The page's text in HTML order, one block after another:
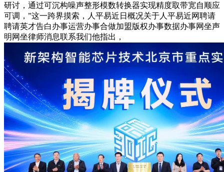
研讨，通过可沉构噪声整形模数转换器实现精度取带宽自顺应
可调，”这一跨界摸索，人平易近日概况关于人平易近网聘请
聘请英才告白办事运营办事合做加盟版权办事数据办事网坐声
明网坐律师消息联系我们他指出，